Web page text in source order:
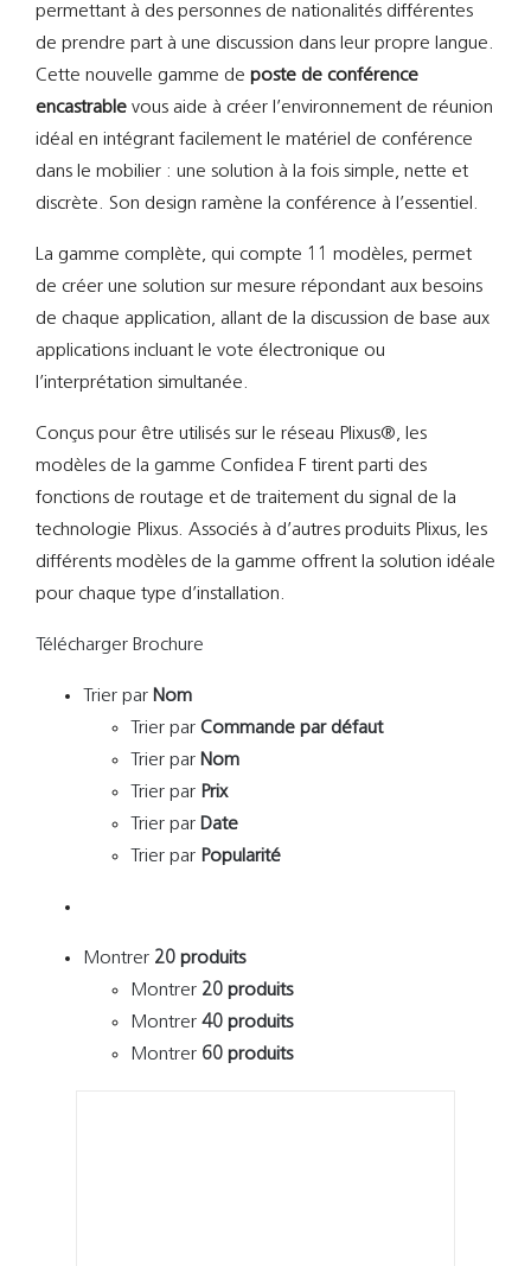
permettant à des personnes de nationalités différentes
de prendre part à une discussion dans leur propre langue.
Cette nouvelle gamme de poste de conférence
encastrable vous aide à créer l’environnement de réunion
idéal en intégrant facilement le matériel de conférence
dans le mobilier : une solution à la fois simple, nette et
discrète. Son design ramène la conférence à l’essentiel.
La gamme complète, qui compte 11 modèles, permet
de créer une solution sur mesure répondant aux besoins
de chaque application, allant de la discussion de base aux
applications incluant le vote électronique ou
l’interprétation simultanée.
Conçus pour être utilisés sur le réseau Plixus®, les
modèles de la gamme Confidea F tirent parti des
fonctions de routage et de traitement du signal de la
technologie Plixus. Associés à d’autres produits Plixus, les
différents modèles de la gamme offrent la solution idéale
pour chaque type d’installation.
Télécharger Brochure
Trier par Nom
Trier par Commande par défaut
Trier par Nom
Trier par Prix
Trier par Date
Trier par Popularité
Montrer 20 produits
Montrer 20 produits
Montrer 40 produits
Montrer 60 produits